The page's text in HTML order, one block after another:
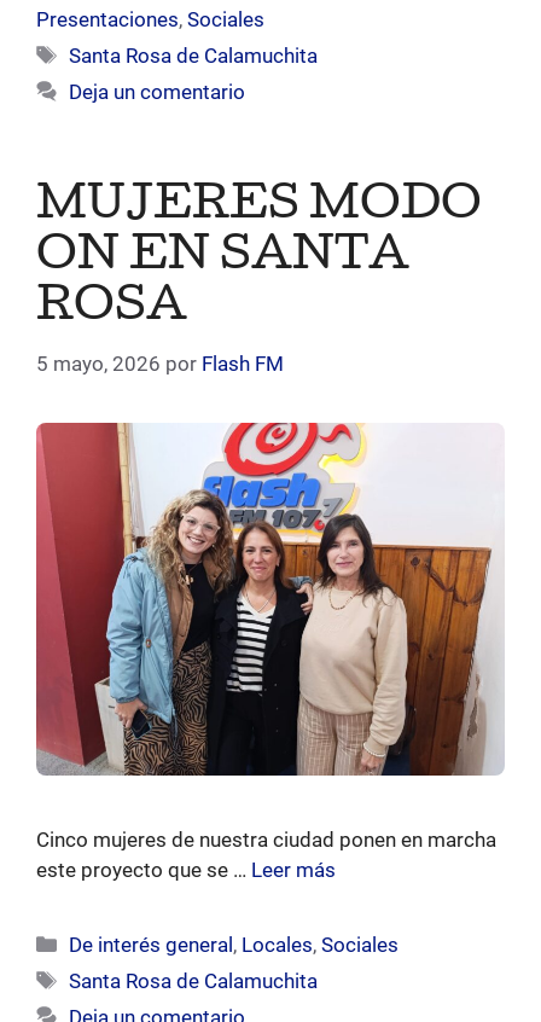
Presentaciones, Sociales
Etiquetas
Santa Rosa de Calamuchita
Deja un comentario
MUJERES MODO
ON EN SANTA
ROSA
5 mayo, 2026 por Flash FM
Cinco mujeres de nuestra ciudad ponen en marcha
este proyecto que se … Leer más
Categorías
De interés general, Locales,Sociales
Etiquetas
Santa Rosa de Calamuchita
Deja un comentario